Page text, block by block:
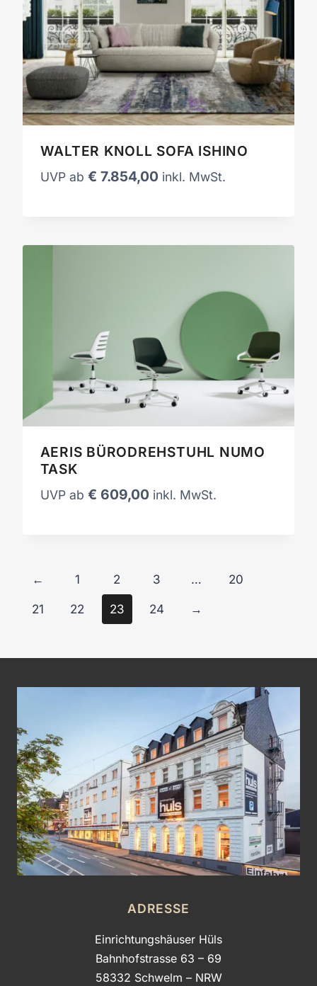
WALTER KNOLL SOFA ISHINO
UVP ab € 7.854,00 inkl. MwSt.
AERIS BÜRODREHSTUHL NUMO
TASK
UVP ab € 609,00 inkl. MwSt.
← 1 2 3 … 20
21 22 23 24 →
ADRESSE
Einrichtungshäuser Hüls
Bahnhofstrasse 63 – 69
58332 Schwelm – NRW